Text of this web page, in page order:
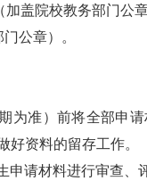
盖院校教务部门公章
公章）。
准）前将全部申请
好资料的留存工作。
请材料进行审查、评